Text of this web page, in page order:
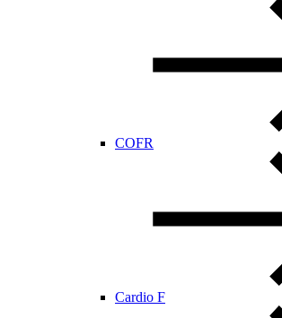
COFR
Cardio F